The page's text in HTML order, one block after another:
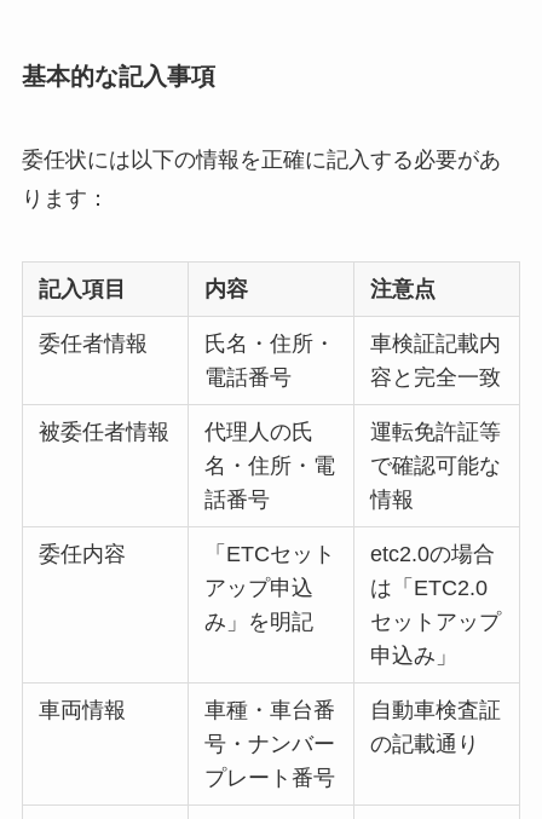
基本的な記入事項
委任状には以下の情報を正確に記入する必要があ
ります：
記入項目 内容 注意点
委任者情報
氏名・住所・
電話番号
車検証記載内
容と完全一致
被委任者情報
代理人の氏
名・住所・電
話番号
運転免許証等
で確認可能な
情報
委任内容
「ETCセット
アップ申込
み」を明記
etc2.0の場合
は「ETC2.0
セットアップ
申込み」
車両情報
車種・車台番
号・ナンバー
プレート番号
自動車検査証
の記載通り